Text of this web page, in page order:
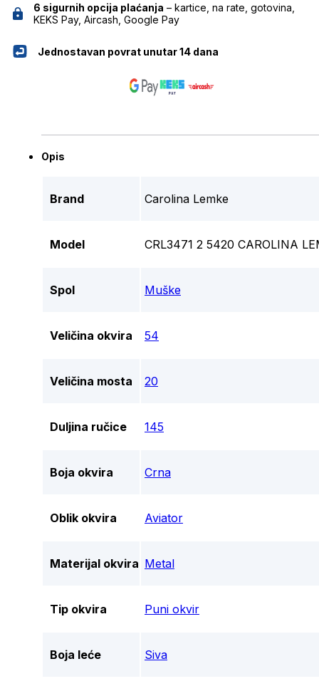
6 sigurnih opcija plaćanja – kartice, na rate, gotovina,
KEKS Pay, Aircash, Google Pay
Jednostavan povrat unutar 14 dana
Opis
Brand Carolina Lemke
Model CRL3471 2 5420 CAROLINA
Spol Muške
Veličina okvira 54
Veličina mosta 20
Duljina ručice 145
Boja okvira Crna
Oblik okvira Aviator
Materijal okvira Metal
Tip okvira Puni okvir
Boja leće Siva